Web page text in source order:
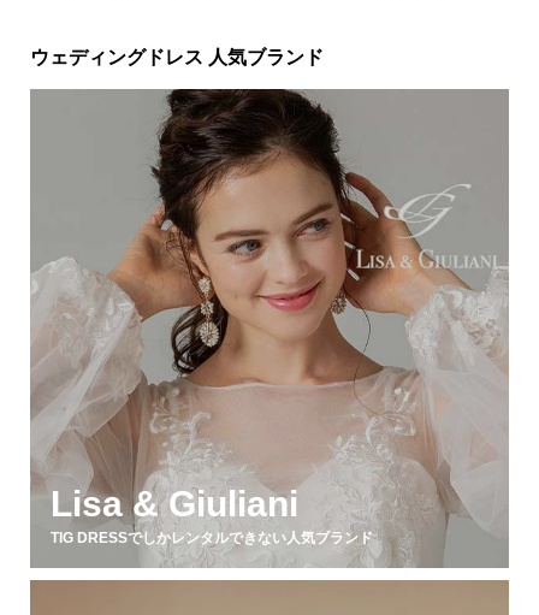
ウェディングドレス 人気ブランド
Lisa & Giuliani
TIG DRESSでしかレンタルできない人気ブランド